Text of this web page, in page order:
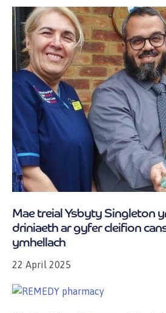
Mae treial Ysbyty Singleton
driniaeth ar gyfer cleifion
ymhellach
22 April 2025